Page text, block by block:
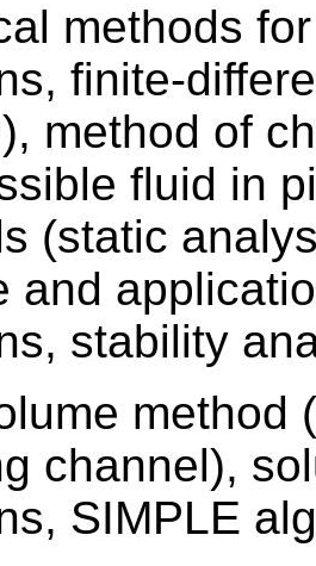
methods
finite-
method of
fluid in
(static
and
stability
method
channel),
SIMPLE